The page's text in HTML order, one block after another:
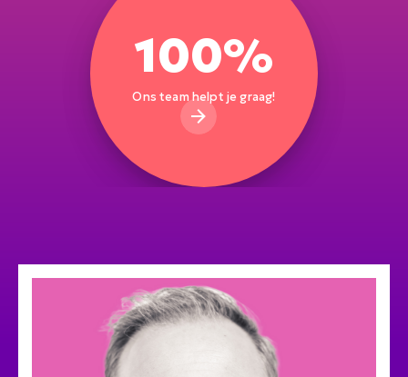
100%
Ons team helpt je graag!